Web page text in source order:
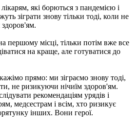
які борються з пандемією і
зіграти знову тільки тоді, коли не
здоров'ям.
першому місці, тільки потім вже все
на краще, але готуватися до
прямо: ми зіграємо знову тоді,
не ризикуючи нічиїм здоров'ям.
рекомендаціям урядів і
медсестрам і всім, хто ризикує
інших. Вони герої.